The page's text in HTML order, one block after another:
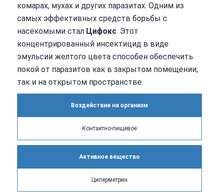
комарах, мухах и других паразитах. Одним из
самых эффективных средств борьбы с
насекомыми стал Цифокс. Этот
концентрированный инсектицид в виде
эмульсии желтого цвета способен обеспечить
покой от паразитов как в закрытом помещении,
так и на открытом пространстве.
Воздействие на организм
Контактно-пищевое
Активное вещество
Циперметрин